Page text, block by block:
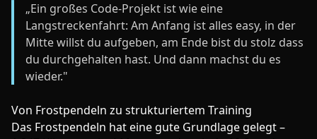
„Ein großes Code-Projekt ist wie eine
Langstreckenfahrt: Am Anfang ist alles easy, in der
Mitte willst du aufgeben, am Ende bist du stolz dass
du durchgehalten hast. Und dann machst du es
wieder."
Von Frostpendeln zu strukturiertem Training
Das Frostpendeln hat eine gute Grundlage gelegt –